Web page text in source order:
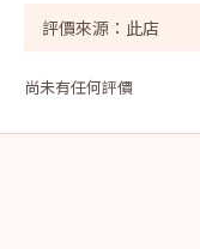
尚未有任何評價